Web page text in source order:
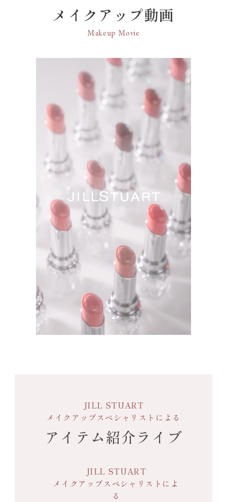
22 chocolate gerbera
24 orchid ornament
25 azalea wish
110 sunflower bouquet ★限定色
112 silky camellia ★限定色
葉エキス・BHT・DPG・PEG－9ポリジメチルシロ
キシエチルジメチコン・（エチレン／プロピレン）
コポリマー・ジメチコン・トリイソステアリン酸イ
ラルオイル・メチコン・水酸化Al・炭酸Ca・香料・
酸化チタン・酸化鉄・黄4・赤202
メイクアップ動画
Makeup Movie
JILL STUART
メイクアップスペシャリストによる
アイテム紹介ライブ
JILL STUART
メイクアップスペシャリストによ
る